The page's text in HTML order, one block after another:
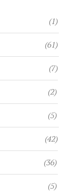
(1)
(61)
(7)
(2)
(5)
(42)
(36)
(5)